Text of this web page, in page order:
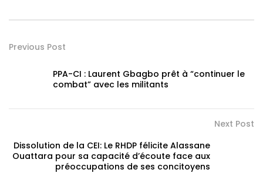
Previous Post
PPA-CI : Laurent Gbagbo prêt à “continuer le
combat” avec les militants
Next Post
Dissolution de la CEI: Le RHDP félicite Alassane
Ouattara pour sa capacité d’écoute face aux
préoccupations de ses concitoyens